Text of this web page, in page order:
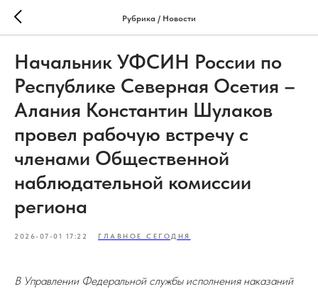
Рубрика / Новости
Начальник УФСИН России по
Республике Северная Осетия –
Алания Константин Шулаков
провел рабочую встречу с
членами Общественной
наблюдательной комиссии
региона
2026-07-01 17:22 ГЛАВНОЕ СЕГОДНЯ
В Управлении Федеральной службы исполнения наказаний